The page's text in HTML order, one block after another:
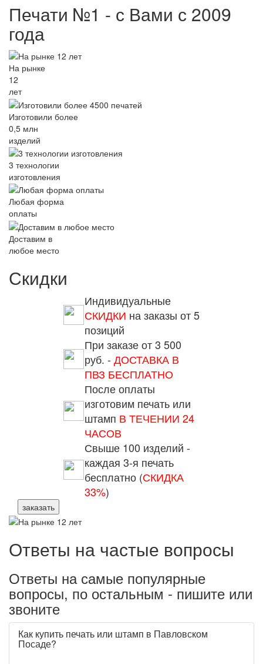
Печати №1 - с Вами с 2009
года
На рынке
12
лет
Изготовили более
0,5 млн
изделий
3 технологии
изготовления
Любая форма
оплаты
Доставим в
любое место
Скидки
Индивидуальные
СКИДКИ на заказы от 5
позиций
При заказе от 3 500
руб. - ДОСТАВКА В
ПВЗ БЕСПЛАТНО
После оплаты
изготовим печать или
штамп В ТЕЧЕНИИ 24
ЧАСОВ
Свыше 100 изделий -
каждая 3-я печать
бесплатно (СКИДКА
33%)
заказать
Ответы на частые вопросы
Ответы на самые популярные
вопросы, по остальным - пишите или
звоните
Как купить печать или штамп в Павловском
Посаде?